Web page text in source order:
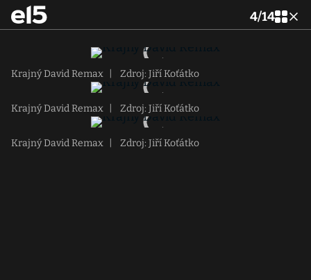
4/14
Krajný David Remax Zdroj: Jiří Koťátko
Krajný David Remax Zdroj: Jiří Koťátko
Krajný David Remax Zdroj: Jiří Koťátko